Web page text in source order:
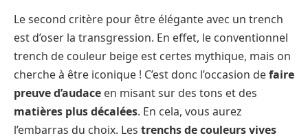
Le second critère pour être élégante avec un trench
est d’oser la transgression. En effet, le conventionnel
trench de couleur beige est certes mythique, mais on
cherche à être iconique ! C’est donc l’occasion defaire
preuve d’audace en misant sur des tons et des
matières plus décalées. En cela, vous aurez
l’embarras du choix. Les trenchs de couleurs vives